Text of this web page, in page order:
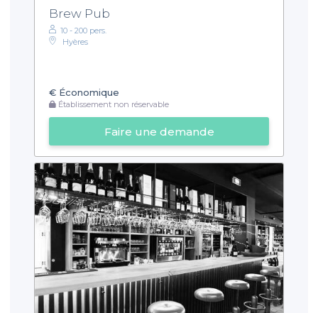
Brew Pub
10 - 200 pers.
Hyères
€ Économique
Établissement non réservable
Faire une demande